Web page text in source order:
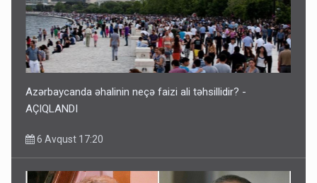
Azərbaycanda əhalinin neçə faizi ali təhsillidir? -
AÇIQLANDI
6 Avqust 17:20